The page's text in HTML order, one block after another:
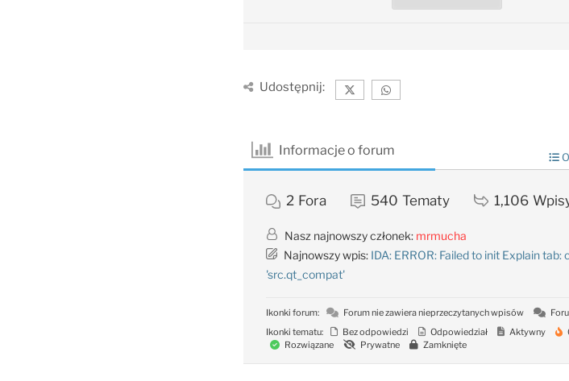
Udostępnij:
Informacje o forum
2 Fora 540 Tematy 1,106
Nasz najnowszy członek: mrmucha
Najnowszy wpis: IDA: ERROR: Failed to init Explain
'src.qt_compat'
Ikonki forum: Forum nie zawiera nieprzeczytanych wpisów
Ikonki tematu:
Bez odpowiedzi Odpowiedział Aktywny
Rozwiązane
Prywatne Zamknięte